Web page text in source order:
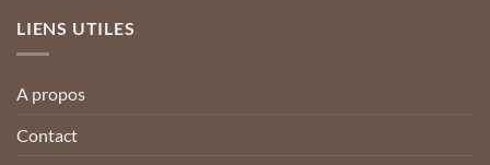
LIENS UTILES
A propos
Contact